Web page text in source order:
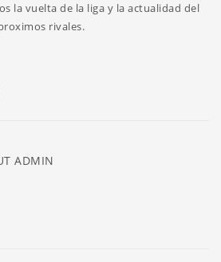
la vuelta de la liga y la actualidad del
rivales.
ADMIN